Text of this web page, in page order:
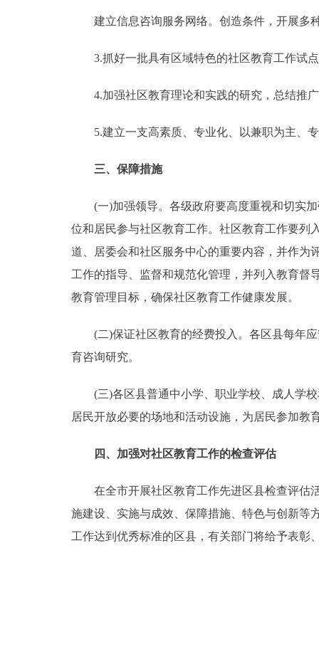
建立信息咨询服务网络。创造条件，开展多
3.抓好一批具有区域特色的社区教育工作试点
4.加强社区教育理论和实践的研究，总结推广
5.建立一支高素质、专业化、以兼职为主、专
三、保障措施
(一)加强领导。各级政府要高度重视和切实加
位和居民参与社区教育工作。社区教育工作要列
道、居委会和社区服务中心的重要内容，并作为
工作的指导、监督和规范化管理，并列入教育督
教育管理目标，确保社区教育工作健康发展。
(二)保证社区教育的经费投入。各区县每年应
育咨询研究。
(三)各区县普通中小学、职业学校、成人学校
居民开放必要的场地和活动设施，为居民参加教
四、加强对社区教育工作的检查评估
在全市开展社区教育工作先进区县检查评估活
施建设、实施与成效、保障措施、特色与创新等
工作达到优秀标准的区县，有关部门将给予表彰